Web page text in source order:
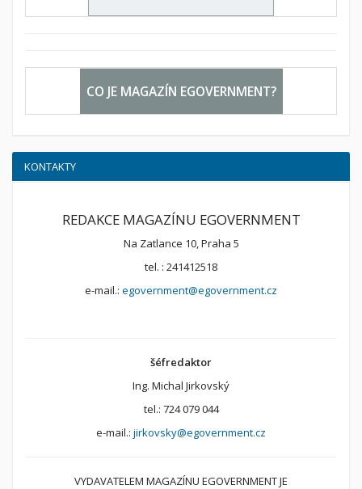
CO JE MAGAZÍN EGOVERNMENT?
KONTAKTY
REDAKCE MAGAZÍNU EGOVERNMENT
Na Zatlance 10, Praha 5
tel. : 241412518
e-mail.: egovernment@egovernment.cz
šéfredaktor
Ing. Michal Jirkovský
tel.: 724 079 044
e-mail.: jirkovsky@egovernment.cz
VYDAVATELEM MAGAZÍNU EGOVERNMENT JE